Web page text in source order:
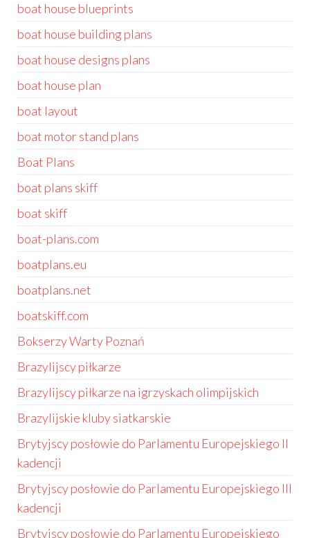
boat house blueprints
boat house building plans
boat house designs plans
boat house plan
boat layout
boat motor stand plans
Boat Plans
boat plans skiff
boat skiff
boat-plans.com
boatplans.eu
boatplans.net
boatskiff.com
Bokserzy Warty Poznań
Brazylijscy piłkarze
Brazylijscy piłkarze na igrzyskach olimpijskich
Brazylijskie kluby siatkarskie
Brytyjscy posłowie do Parlamentu Europejskiego II
kadencji
Brytyjscy posłowie do Parlamentu Europejskiego III
kadencji
Brytyjscy posłowie do Parlamentu Europejskiego